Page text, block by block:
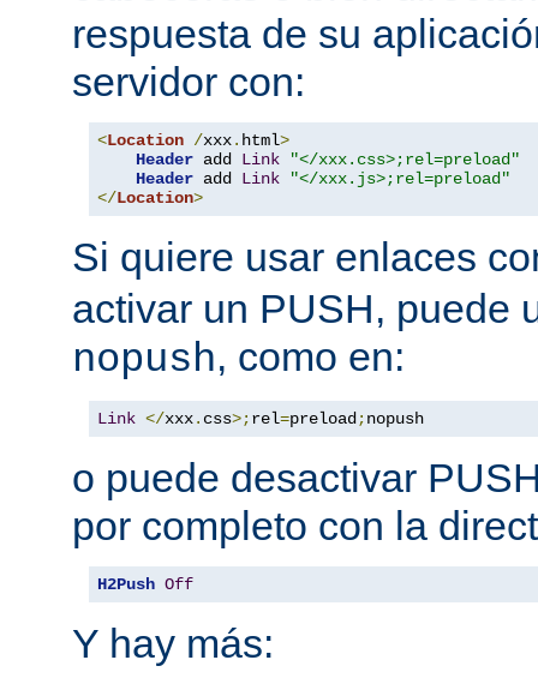
respuesta de su
servidor con:
<Location /xxx. html>
Header add Link
"</xxx.css>;rel=preload"
Header add Link
"</xxx.js>;rel=preload"
</Location>
Si quiere usar enlaces
activar un PUSH, puede
nopush, como en:
Link </xxx. css>;rel=preload;nopush
o puede desactivar
por completo con la
H2Push Off
Y hay más: